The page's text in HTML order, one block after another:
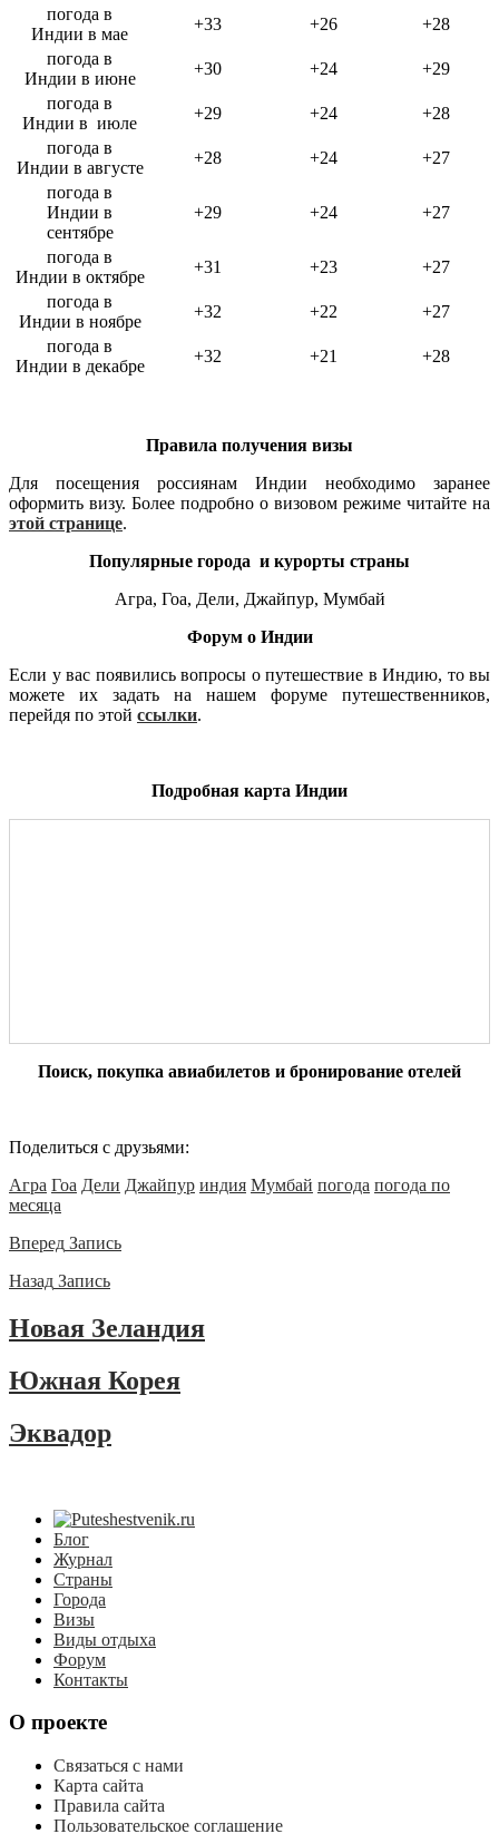
погода в
Индии в мае
+33 +26
+28
погода в
Индии в июне
+30 +24
+29
погода в
Индии в июле
+29 +24
+28
погода в
Индии в августе
+28 +24
+27
погода в
Индии в
сентябре
+29 +24 +27
погода в
Индии в октябре
+31 +23
+27
погода в
Индии в ноябре
+32 +22
+27
погода в
Индии в декабре
+32 +21 +28
Правила получения визы
Для посещения россиянам Индии необходимо заранее
оформить визу. Более подробно о визовом режиме читайте на
этой странице.
Популярные города и курорты страны
Агра, Гоа, Дели, Джайпур, Мумбай
Форум о Индии
Если у вас появились вопросы о путешествие в Индию, то вы
можете их задать на нашем форуме путешественников,
перейдя по этой ссылки.
Подробная карта Индии
Поиск, покупка авиабилетов и бронирование отелей
Поделиться с друзьями:
Агра Гоа Дели Джайпур индия Мумбай погода погода по
месяца
Вперед Запись
Назад Запись
Новая Зеландия
Южная Корея
Эквадор
Блог
Журнал
Страны
Города
Визы
Виды отдыха
Форум
Контакты
О проекте
Связаться с нами
Карта сайта
Правила сайта
Пользовательское соглашение